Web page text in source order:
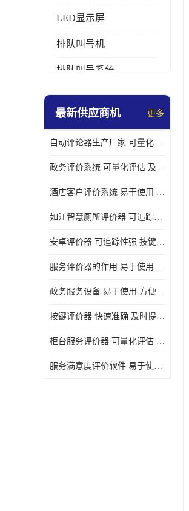
LED显示屏
排队叫号机
排队叫号系统
拼接屏
壁挂广告机
液晶广告机
最新供应商机 更多
自动评论器生产厂家 可量化评估 适用于多种应用场景
政务评价系统 可量化评估 及时提供反馈
酒店客户评价系统 易于使用 按键响应速度
如江智慧厕所评价器 可追踪性强 及时提供反馈
安卓评价器 可追踪性强 按键响应速度
服务评价器的作用 易于使用 按键响应速度
政务服务设备 易于使用 方便数据记录和分析
按键评价器 快速准确 及时提供反馈
柜台服务评价器 可量化评估 及时提供反馈
服务满意度评价软件 易于使用 及时提供反馈